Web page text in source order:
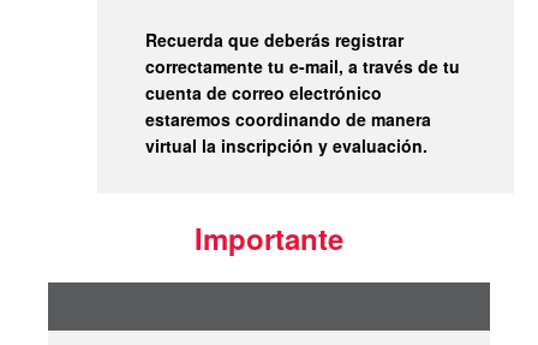
Recuerda que deberás registrar
correctamente tu e-mail, a través de tu
cuenta de correo electrónico
estaremos coordinando de manera
virtual la inscripción y evaluación.
Importante